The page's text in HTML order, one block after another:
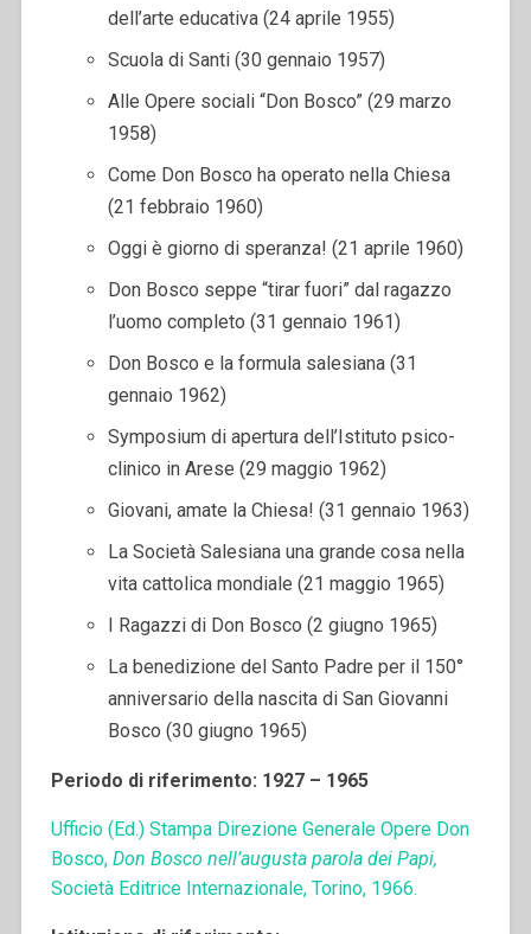
dell’arte educativa (24 aprile 1955)
Scuola di Santi (30 gennaio 1957)
Alle Opere sociali “Don Bosco” (29 marzo
1958)
Come Don Bosco ha operato nella Chiesa
(21 febbraio 1960)
Oggi è giorno di speranza! (21 aprile 1960)
Don Bosco seppe “tirar fuori” dal ragazzo
l’uomo completo (31 gennaio 1961)
Don Bosco e la formula salesiana (31
gennaio 1962)
Symposium di apertura dell’Istituto psico-
clinico in Arese (29 maggio 1962)
Giovani, amate la Chiesa! (31 gennaio 1963)
La Società Salesiana una grande cosa nella
vita cattolica mondiale (21 maggio 1965)
I Ragazzi di Don Bosco (2 giugno 1965)
La benedizione del Santo Padre per il 150°
anniversario della nascita di San Giovanni
Bosco (30 giugno 1965)
Periodo di riferimento: 1927 – 1965
Ufficio (Ed.) Stampa Direzione Generale Opere Don
Bosco, Don Bosco nell’augusta parola dei Papi,
Società Editrice Internazionale, Torino, 1966.